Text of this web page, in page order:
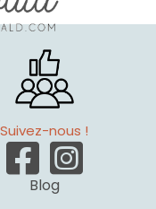
Suivez-nous !
Blog